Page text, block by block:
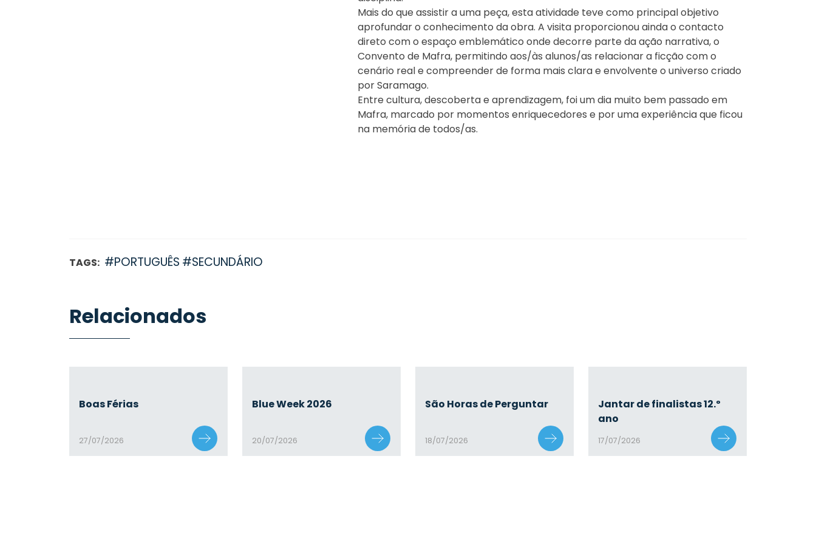
Mais do que assistir a uma peça, esta atividade teve como principal objetivo
aprofundar o conhecimento da obra. A visita proporcionou ainda o contacto
direto com o espaço emblemático onde decorre parte da ação narrativa, o
Convento de Mafra, permitindo aos/às alunos/as relacionar a ficção com o
cenário real e compreender de forma mais clara e envolvente o universo criado
por Saramago.
Entre cultura, descoberta e aprendizagem, foi um dia muito bem passado em
Mafra, marcado por momentos enriquecedores e por uma experiência que ficou
na memória de todos/as.
TAGS: #PORTUGUÊS #SECUNDÁRIO
Relacionados
Boas Férias
27/07/2026
Blue Week 2026
20/07/2026
São Horas de Perguntar
18/07/2026
Jantar de finalistas 12.º
ano
17/07/2026